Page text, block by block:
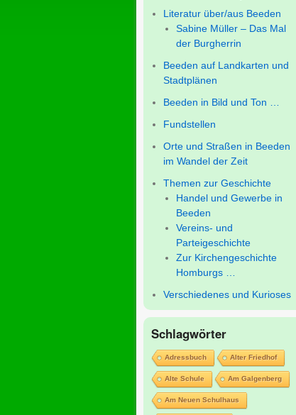
Literatur über/aus Beeden
Sabine Müller – Das Mal
der Burgherrin
Beeden auf Landkarten und
Stadtplänen
Beeden in Bild und Ton …
Fundstellen
Orte und Straßen in Beeden
im Wandel der Zeit
Themen zur Geschichte
Handel und Gewerbe in
Beeden
Vereins- und
Parteigeschichte
Zur Kirchengeschichte
Homburgs …
Verschiedenes und Kurioses
Schlagwörter
Adressbuch Alter Friedhof
Alte Schule Am Galgenberg
Am Neuen Schulhaus